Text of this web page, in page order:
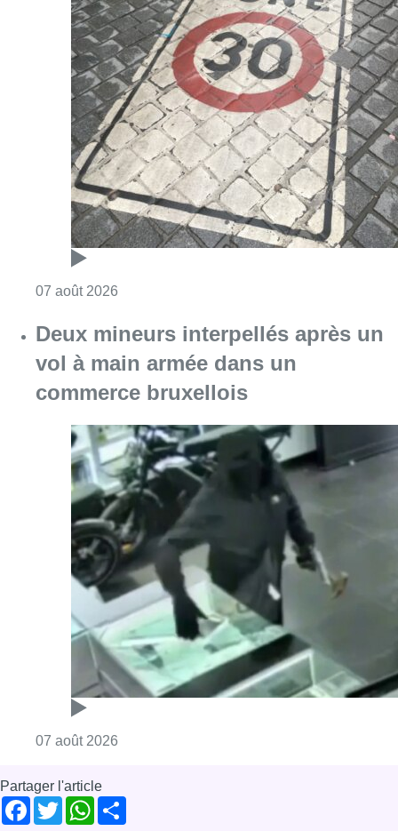
07 août 2026
Deux mineurs interpellés après un
vol à main armée dans un
commerce bruxellois
07 août 2026
Partager l'article
Facebook
TwitterWhatsApp